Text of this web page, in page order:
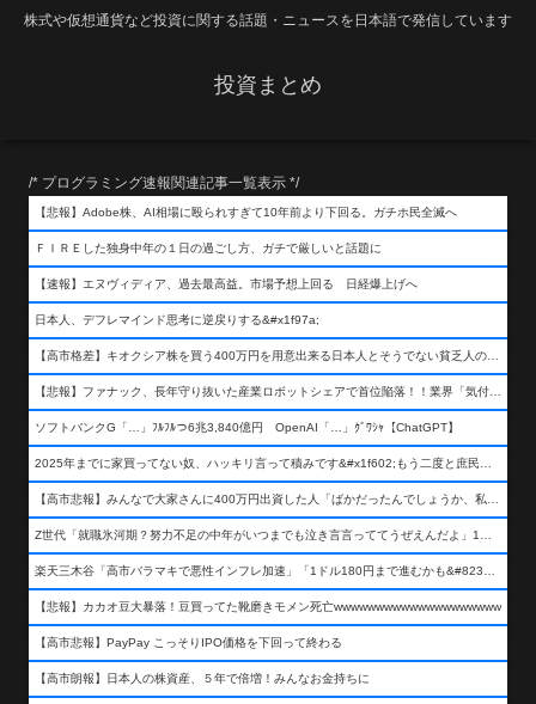
株式や仮想通貨など投資に関する話題・ニュースを日本語で発信しています
投資まとめ
/* プログラミング速報関連記事一覧表示 */
【悲報】Adobe株、AI相場に殴られすぎて10年前より下回る。ガチホ民全滅へ
ＦＩＲＥした独身中年の１日の過ごし方、ガチで厳しいと話題に
【速報】エヌヴィディア、過去最高益。市場予想上回る 日経爆上げへ
日本人、デフレマインド思考に逆戻りする&#x1f97a;
【高市格差】キオクシア株を買う400万円を用意出来る日本人とそうでない貧乏人の差が超広まるって事よ
【悲報】ファナック、長年守り抜いた産業ロボットシェアで首位陥落！！業界「気付いたら一気に抜かれていた…」
ソフトバンクG「…」ﾌﾙﾌﾙつ6兆3,840億円 OpenAI「…」ｸﾞﾜｼｬ【ChatGPT】
2025年までに家買ってない奴、ハッキリ言って積みです&#x1f602;もう二度と庶民が買える値段になりません&#x1f602;&#x1f602;&#x1f602;
【高市悲報】みんなで大家さんに400万円出資した人「ばかだったんでしょうか、私は&#x1f622;」
Z世代「就職氷河期？努力不足の中年がいつまでも泣き言言っててうぜえんだよ」1万いいね
楽天三木谷「高市バラマキで悪性インフレ加速」「1ドル180円まで進むかも&#8230;もう看過できない」
【悲報】カカオ豆大暴落！豆買ってた靴磨きモメン死亡wwwwwwwwwwwwwwwwwwww
【高市悲報】PayPay こっそりIPO価格を下回って終わる
【高市朗報】日本人の株資産、５年で倍増！みんなお金持ちに